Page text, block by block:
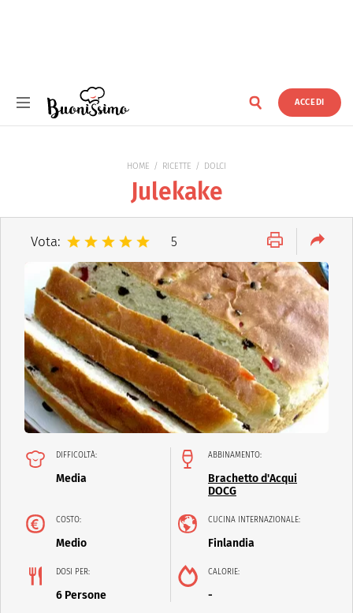
ACCEDI
HOME RICETTE DOLCI
Julekake
Vota: 5
DIFFICOLTÀ:
Media
ABBINAMENTO:
Brachetto d'Acqui
DOCG
COSTO:
Medio
CUCINA INTERNAZIONALE:
Finlandia
DOSI PER:
6 Persone
CALORIE:
-